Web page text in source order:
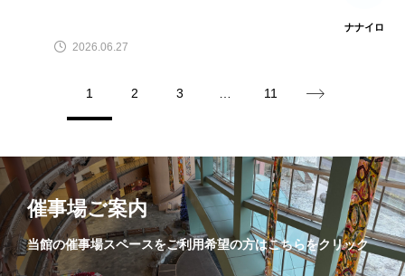
ナナイロ
2026.06.27
1 2 3 11
催事場ご案内
当館の催事場スペースをご利用希望の方はこちらをクリック